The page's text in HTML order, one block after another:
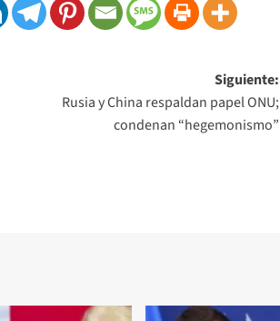
Siguiente:
Rusia y China respaldan papel ONU;
condenan “hegemonismo”